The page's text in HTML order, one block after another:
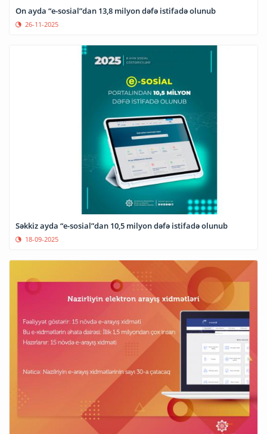
On ayda “e-sosial”dan 13,8 milyon dəfə istifadə olunub
26-11-2025
Səkkiz ayda “e-sosial”dan 10,5 milyon dəfə istifadə olunub
18-09-2025